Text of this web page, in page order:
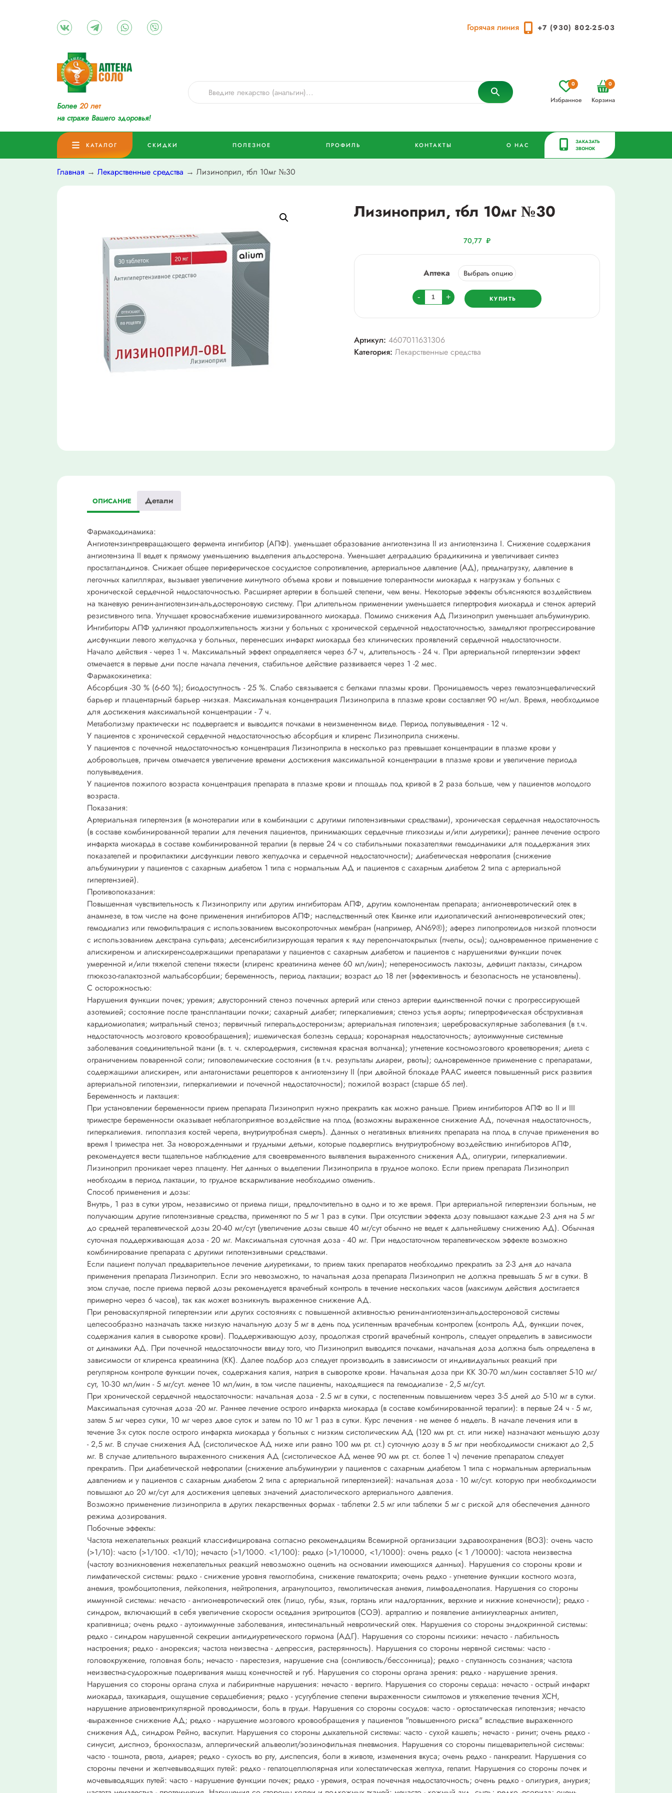
Горячая линия +7 (930) 802-25-03
Более 20 лет
на страже Вашего здоровья!
Избранное
0
Корзина
0
КАТАЛОГ СКИДКИ ПОЛЕЗНОЕ ПРОФИЛЬ КОНТАКТЫ О НАС
ЗАКАЗАТЬ
ЗВОНОК
Главная → Лекарственные средства → Лизиноприл, тбл 10мг №30
Лизиноприл, тбл 10мг №30
70,77 ₽
Аптека
-
Количество
товара
Лизиноприл,
10мг
№30
+ КУПИТЬ
Артикул: 4607011631306
Категория: Лекарственные средства
ОПИСАНИЕ Детали
Фармакодинамика:
Ангиотензинпревращающего фермента ингибитор (АПФ). уменьшает образование ангиотензина II из ангиотензина I. Снижение содержания
ангиотензина II ведет к прямому уменьшению выделения альдостерона. Уменьшает деградацию брадикинина и увеличивает синтез
простагландинов. Снижает общее периферическое сосудистое сопротивление, артериальное давление (АД), преднагрузку, давление в
легочных капиллярах, вызывает увеличение минутного объема крови и повышение толерантности миокарда к нагрузкам у больных с
хронической сердечной недостаточностью. Расширяет артерии в большей степени, чем вены. Некоторые эффекты объясняются воздействием
на тканевую ренин-ангиотензин-альдостероновую систему. При длительном применении уменьшается гипертрофия миокарда и стенок артерий
резистивного типа. Улучшает кровоснабжение ишемизированного миокарда. Помимо снижения АД Лизиноприл уменьшает альбуминурию.
Ингибиторы АПФ удлиняют продолжительность жизни у больных с хронической сердечной недостаточностью, замедляют прогрессирование
дисфункции левого желудочка у больных, перенесших инфаркт миокарда без клинических проявлений сердечной недостаточности.
Начало действия - через 1 ч. Максимальный эффект определяется через 6-7 ч, длительность - 24 ч. При артериальной гипертензии эффект
отмечается в первые дни после начала лечения, стабильное действие развивается через 1 -2 мес.
Фармакокинетика:
Абсорбция -30 % (6-60 %); биодоступность - 25 %. Слабо связывается с белками плазмы крови. Проницаемость через гематоэнцефалический
барьер и плацентарный барьер -низкая. Максимальная концентрация Лизиноприла в плазме крови составляет 90 нг/мл. Время, необходимое
для достижения максимальной концентрации - 7 ч.
Метаболизму практически нс подвергается и выводится почками в неизмененном виде. Период полувыведения - 12 ч.
У пациентов с хронической сердечной недостаточностью абсорбция и клиренс Лизиноприла снижены.
У пациентов с почечной недостаточностью концентрация Лизиноприла в несколько раз превышает концентрации в плазме крови у
добровольцев, причем отмечается увеличение времени достижения максимальной концентрации в плазме крови и увеличение периода
полувыведения.
У пациентов пожилого возраста концентрация препарата в плазме крови и площадь под кривой в 2 раза больше, чем у пациентов молодого
возраста.
Показания:
Артериальная гипертензия (в монотерапии или в комбинации с другими гипотензивными средствами), хроническая сердечная недостаточность
(в составе комбинированной терапии для лечения пациентов, принимающих сердечные гликозиды и/или диуретики); раннее лечение острого
инфаркта миокарда в составе комбинированной терапии (в первые 24 ч со стабильными показателями гемодинамики для поддержания этих
показателей и профилактики дисфункции левого желудочка и сердечной недостаточности); диабетическая нефропатия (снижение
альбуминурии у пациентов с сахарным диабетом 1 типа с нормальным АД и пациентов с сахарным диабетом 2 типа с артериальной
гипертензией).
Противопоказания:
Повышенная чувствительность к Лизиноприлу или другим ингибиторам АПФ, другим компонентам препарата; ангионевротический отек в
анамнезе, в том числе на фоне применения ингибиторов АПФ; наследственный отек Квинке или идиопатический ангионевротический отек;
гемодиализ или гемофильтрация с использованием высокопроточных мембран (например, AN69®); аферез липопротеидов низкой плотности
с использованием декстрана сульфата; десенсибилизирующая терапия к яду перепончатокрылых (пчелы, осы); одновременное применение с
алискиреном и алискиренсодержащими препаратами у пациентов с сахарным диабетом и пациентов с нарушениями функции почек
умеренной и/или тяжелой степени тяжести (клиренс креатинина менее 60 мл/мин); непереносимость лактозы, дефицит лактазы, синдром
глюкозо-галактозной мальабсорбции; беременность, период лактации; возраст до 18 лет (эффективность и безопасность не установлены).
С осторожностью:
Нарушения функции почек; уремия; двусторонний стеноз почечных артерий или стеноз артерии единственной почки с прогрессирующей
азотемией; состояние после трансплантации почки; сахарный диабет; гиперкалиемия; стеноз устья аорты; гипертрофическая обструктивная
кардиомиопатия; митральный стеноз; первичный гиперальдостеронизм; артериальная гипотензия; цереброваскулярные заболевания (в т.ч.
недостаточность мозгового кровообращения); ишемическая болезнь сердца; коронарная недостаточность; аутоиммунные системные
заболевания соединительной ткани (в. т. ч. склеродермия, системная красная волчанка); угнетение костномозгового кроветворения; диета с
ограничением поваренной соли; гиповолемические состояния (в т.ч. результаты диареи, рвоты); одновременное применение с препаратами,
содержащими алискирен, или антагонистами рецепторов к ангиотензину II (при двойной блокаде РААС имеется повышенный риск развития
артериальной гипотензии, гиперкалиемии и почечной недостаточности); пожилой возраст (старше 65 лет).
Беременность и лактация:
При установлении беременности прием препарата Лизиноприл нужно прекратить как можно раньше. Прием ингибиторов АПФ во II и III
триместре беременности оказывает неблагоприятное воздействие на плод (возможны выраженное снижение АД, почечная недостаточность,
гиперкалиемия. гипоплазия костей черепа, внутриутробная смерть). Данных о негативных влияниях препарата на плод в случае применения во
время I триместра нет. За новорожденными и грудными детьми, которые подверглись внутриутробному воздействию ингибиторов АПФ,
рекомендуется вести тщательное наблюдение для своевременного выявления выраженного снижения АД, олигурии, гиперкалиемии.
Лизиноприл проникает через плаценту. Нет данных о выделении Лизиноприла в грудное молоко. Если прием препарата Лизиноприл
необходим в период лактации, то грудное вскармливание необходимо отменить.
Способ применения и дозы:
Внутрь, 1 раз в сутки утром, независимо от приема пищи, предпочтительно в одно и то же время. При артериальной гипертензии больным, не
получающим другие гипотензивные средства, применяют по 5 мг 1 раз в сутки. При отсутствии эффекта дозу повышают каждые 2-3 дня на 5 мг
до средней терапевтической дозы 20-40 мг/сут (увеличение дозы свыше 40 мг/сут обычно не ведет к дальнейшему снижению АД). Обычная
суточная поддерживающая доза - 20 мг. Максимальная суточная доза - 40 мг. При недостаточном терапевтическом эффекте возможно
комбинирование препарата с другими гипотензивными средствами.
Если пациент получал предварительное лечение диуретиками, то прием таких препаратов необходимо прекратить за 2-3 дня до начала
применения препарата Лизиноприл. Если эго невозможно, то начальная доза препарата Лизиноприл не должна превышать 5 мг в сутки. В
этом случае, после приема первой дозы рекомендуется врачебный контроль в течение нескольких часов (максимум действия достигается
примерно через 6 часов), так как может возникнуть выраженное снижение АД.
При реноваскулярной гипертензии или других состояниях с повышенной активностью ренин-ангиотензин-альдостероновой системы
целесообразно назначать также низкую начальную дозу 5 мг в день под усиленным врачебным контролем (контроль АД, функции почек,
содержания калия в сыворотке крови). Поддерживающую дозу, продолжая строгий врачебный контроль, следует определить в зависимости
от динамики АД. При почечной недостаточности ввиду того, что Лизиноприл выводится почками, начальная доза должна быть определена в
зависимости от клиренса креатинина (КК). Далее подбор доз следует производить в зависимости от индивидуальных реакций при
регулярном контроле функции почек, содержания калия, натрия в сыворотке крови. Начальная доза при КК 30-70 мл/мин составляет 5-10 мг/
сут, 10-30 мл/мин - 5 мг/сут. менее 10 мл/мин, в том числе пациенты, находящиеся па гемодиализе - 2,5 мг/сут.
При хронической сердечной недостаточности: начальная доза - 2.5 мг в сутки, с постепенным повышением через 3-5 дней до 5-10 мг в сутки.
Максимальная суточная доза -20 мг. Раннее лечение острого инфаркта миокарда (в составе комбинированной терапии): в первые 24 ч - 5 мг,
затем 5 мг через сутки, 10 мг через двое суток и затем по 10 мг 1 раз в сутки. Курс лечения - не менее 6 недель. В начале лечения или в
течение 3-х суток после острого инфаркта миокарда у больных с низким систолическим АД (120 мм рт. ст. или ниже) назначают меньшую дозу
- 2,5 мг. В случае снижения АД (систолическое АД ниже или равно 100 мм рт. ст.) суточную дозу в 5 мг при необходимости снижают до 2,5
мг. В случае длительного выраженного снижения АД (систолическое АД менее 90 мм рт. ст. более 1 ч) лечение препаратом следует
прекратить. При диабетической нефропатии (снижение альбуминурии у пациентов с сахарным диабетом 1 типа с нормальным артериальным
давлением и у пациентов с сахарным диабетом 2 типа с артериальной гипертензией): начальная доза - 10 мг/сут. которую при необходимости
повышают до 20 мг/сут для достижения целевых значений диастолического артериального давления.
Возможно применение лизиноприла в других лекарственных формах - таблетки 2.5 мг или таблетки 5 мг с риской для обеспечения данного
режима дозирования.
Побочные эффекты:
Частота нежелательных реакций классифицирована согласно рекомендациям Всемирной организации здравоохранения (ВОЗ): очень часто (>1/10): часто (>1/100. <1/10); нечасто (>1/1000. <1/100): редко (>1/10000, <1/1000): очень редко (< 1 /10000): частота неизвестна (частоту возникновения нежелательных реакций невозможно оценить на основании имеющихся данных). Нарушения со стороны крови и лимфатической системы: редко - снижение уровня гемоглобина, снижение гематокрита; очень редко - угнетение функции костного мозга, анемия, тромбоцитопения, лейкопения, нейтропения, агранулоцитоз, гемолитическая анемия, лимфоаденопатия. Нарушения со стороны иммунной системы: нечасто - ангионевротический отек (лицо, губы, язык, гортань или надгортанник, верхние и нижние конечности); редко - синдром, включающий в себя увеличение скорости оседания эритроцитов (СОЭ). артралгию и появление антииуклеарных антител, крапивница; очень редко - аутоиммунные заболевания, интестинальный невротический отек. Нарушения со стороны эндокринной системы: редко - синдром нарушенной секреции антидиуретического гормона (АДГ). Нарушения со стороны психики: нечасто - лабильность настроения; редко - анорексия; частота неизвестна - депрессия, растерянность). Нарушения со стороны нервной системы: часто - головокружение, головная боль; нечасто - парестезия, нарушение сна (сонливость/бессонница); редко - спутанность сознания; частота неизвестна-судорожные подергивания мышц конечностей и губ. Нарушения со стороны органа зрения: редко - нарушение зрения. Нарушения со стороны органа слуха и лабиринтные нарушения: нечасто - вергиго. Нарушения со стороны сердца: нечасто - острый инфаркт миокарда, тахикардия, ощущение сердцебиения; редко - усугубление степени выраженности симптомов и утяжеление течения ХСН, нарушение атриовентрикулярной проводимости, боль в груди. Нарушения со стороны сосудов: часто - ортостатическая гипотензия; нечасто -выраженное снижение АД; редко - нарушение мозгового кровообращения у пациентов "повышенного риска" вследствие выраженного снижения АД, синдром Рейно, васкулит. Нарушения со стороны дыхательной системы: часто - сухой кашель; нечасто - ринит; очень редко - синусит, диспноэ, бронхоспазм, аллергический альвеолит/эозинофильная пневмония. Нарушения со стороны пищеварительной системы: часто - тошнота, рвота, диарея; редко - сухость во рту, диспепсия, боли в животе, изменения вкуса; очень редко - панкреатит. Нарушения со стороны печени и желчевыводящих путей: редко - гепатоцеллюлярная или холестатическая желтуха, гепатит. Нарушения со стороны почек и мочевыводящих путей: часто - нарушение функции почек; редко - уремия, острая почечная недостаточность; очень редко - олигурия, анурия; частота неизвестна - протеинурия. Нарушения со стороны колеи и подкожных тканей: нечасто - кожный зуд. сыпь; редко -псориаз; очень редко - пузырчатка, токсический эпидермальный некролиз (синдром Лайела), мультиформная эритема, синдром Стивенса-Джонсона, псевдолимфома кожи. Нарушения со стороны скелетно-мышечной и соединительной ткани: редко - миалгия, артралгия/артрит. Нарушения со стороны половых органов и молочной железы: нечасто - сексуальная дисфункция; редко - гинекомастия. Лабораторные и инструментальные данные: нечасто - повышение концентрации мочевины в плазме крови, гиперкреатининемия, гипекалиемия, повышение активности "печеночных" транеаминаз, редко - гипербилирубинемия. гипонатриемия; очень редко -увеличение СОЭ, повышение титра антинуклеарных антител, снижение концентрации глюкозы. Общие расстройства и нарушения в месте введения: редко - лихорадка, астения, повышенная утомляемость, алопеция, нарушение развития плода; очень редко -повышенное потоотделение. Передозировка: Симптомы: выраженное снижение АД, сухость слизистой оболочки полости рта, нарушение вод но-электролитного баланса, почечная недостаточность, учащение дыхания, тахикардия, ощущение сердцебиения, брадикардия, сосудистый коллапс, головокружение, беспокойство, состояние тревоги, повышенная раздражительность, сухой кашель, гипервентиляция легких, сонливость, задержка мочеиспускания, запор. Лечение: симптоматическая терапия, внутривенное введение 0,9% раствора натрия хлорида, при необходимости - вазопрессорные ЛС. Необходимо контролировать АД. водно-электролитный баланс, концентрацию мочевины, клиренс креатинина. При выраженном снижении АД необходимо перевести пациента в горизонтальное положение с приподнятыми вверх ногами. В случае устойчивой брадикардии необходима постановка временного водителя ритма. Гемодиализ эффективен. Промывание желудка, применение энтеросорбентов и слабительных средств. Взаимодействие: При одновременном применении лизиноприла с калийсберегающими диуретиками (спиронолактоном, триамтереном, амилоридом, эплереноном), препаратами калия, заменителями соли, содержащими калий, циклоспорином повышается риск развития гиперкалиемии, особенно при нарушении функции почек. Поэтому данные комбинации следует назначать только при регулярном контроле содержания калия в плазме крови и функции почек. Одновременное применение лизиноприла с бета-адреноблокаторами. блокаторами "медленных" кальциевых каналов, диуретиками, трициклическими антидепрессаптами/нейролептиками, другими препаратами с гипотензивным эффектом усиливает выраженность гипотензивного действия. Лизиноприл замедляет выведение препаратов лития, что может увеличивать риск развития побочных эффектов. Поэтому при совместном применении необходимо регулярно контролировать содержание лития в плазме крови. Антациды и колестирамин снижают всасывание лизиноприла в желудочно-кишечном тракте. При совместном применении с инсулином и гипогликемическими средствами для приема внутрь повышается риск развития гипогликемии. При совместном применении с нестероидными противовоспалительными препаратами (НПВП), ингибиторами циклоксигеназы-2 и ацетилсалициловой кислотой (в дозе более 3 г/сут), эстрогенами, симпатомиметиками снижается гипотензивное действие лизиноприла. НПВП и ингибиторы АПФ увеличивают содержание калия в плазме крови и могут ухудшать функцию почек. Этот эффект обычно обратим. Не противопоказано применение лизиноприла в комбинации с ацетилсалициловой кислотой в качестве антиагрегантного средства, тромболитиками и/или нитратами. При одновременном применении этанол усиливает действие лизиноприла. При одновременном применении ингибиторов АПФ и препаратов золота для внутривенного введения (натрия ауротиомалат) описан симптомокомплекс, включающий гиперемию лица, тошноту рвоту и снижение АД. Совместное применение с селективными ингибиторами обратного захвата серотонина может приводить к выраженной гипонатриемии. При совместном применении с аллопуринолом и алискиренсодержащими препаратами у пациентов с сахарным диабетом и пациентов с нарушениями функции почек умеренной и/или тяжелой степени (клиренс креатинина менее 60 мл/мин) возрастает риск развития гиперкалиемии, ухудшения функции почек и повышения частоты сердечно-сосудистой заболеваемости и смертности. У пожилых пациентов (старше 65 лет) и пациентов с нарушениями функции почек одновременный прием ингибиторов АПФ с сульфаметоксазолом/триметопримом сопровождался тяжелой гиперкалиемией. которая, как считается, была вызвана гриметопримом, поэтому лизиноприл следует применять с осторожностью с препаратами, содержащими триметоприм, регулярно контролируя содержание калия в плазме крови. Особые указания: Симптоматическая гипотензия. Чаще всего выраженное снижение АД возникает при снижении объема циркулирующей крови (ОЦК), вызванной терапией диуретиками, уменьшением поваренной соли в пище, диализом, диареей или рвотой. У больных хронической сердечной недостаточностью с одновременной почечной недостаточностью или без неё, возможно выраженное снижение АД. Под строгим контролем врача следует применять препарат Лизиноприл у больных ишемической болезнью сердца, цереброваскулярной недостаточностью, у которых резкое снижение АД может привести к инфаркту миокарда или инсульту. Транзиторная артериальная гипотензия не является противопоказанием для приема следующей дозы препарата. При применении препарата Лизиноприл, у некоторых больных с хронической сердечной недостаточностью, но с нормальным или сниженным АД, может отмечаться снижение АД, что обычно не является причиной для прекращения лечения. До начала лечения препаратом, по возможности, следует нормализовать содержание натрия и/или восполнить ОЦК, тщательно контролировать действие начальной дозы препарата Лизиноприл на больного. В случае стеноза почечных артерий (в особенности, при двустороннем стенозе или при наличии стеноза артерии единственной почки), а также при недостаточности кровообращения вследствие недостатка ионов натрия и/или жидкости, применение препарата Лизиноприл может привести к нарушению функции почек, острой почечной недостаточности, которая обычно оказывается необратимой даже после отмены препарата. При остром инфаркте миокарда показано применение стандартной терапии (тромболитики, ацетилсалициловая кислота, бета-адреноблокаторы) Лизиноприл возможно применять совместно с внутривенным введением или с применением терапевтических трансдермальиых систем нитроглицерина. Хирургическое вмешательство/общая анестезия: при обширных хирургических вмешательствах, а также при применении других средств, вызывающих снижение АД, Лизиноприл, блокируя образование ангиотензина II, может вызывать выраженное непрогнозируемое снижение АД. Ангионевротический отек лица, конечностей, губ. языка, надгортанника и/или гортани отмечался редко у больных, лечившихся ингибиторами АПФ, который может возникнуть в любой период лечения. В таком случае, лечение препаратом Лизиноприл необходимо как можно скорее прекратить и за больным установить наблюдение до полной регрессии симптомов. В случаях, когда возник отек только лица и губ, состояние чаще всего проходит без лечения, однако, возможно назначение антигистаминных средств. Ангионевротический отек с отеком гортани может быть летальным. Когда отеком охвачены язык, надгортанник или гортань, может произойти обст